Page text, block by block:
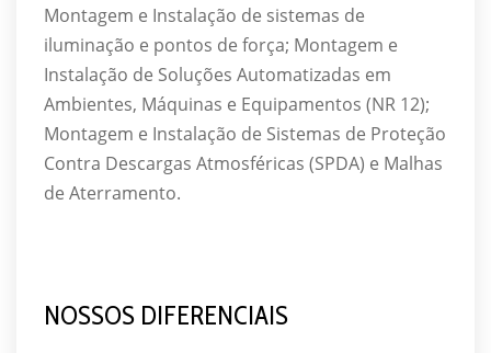
Montagem e Instalação de sistemas de
iluminação e pontos de força; Montagem e
Instalação de Soluções Automatizadas em
Ambientes, Máquinas e Equipamentos (NR 12);
Montagem e Instalação de Sistemas de Proteção
Contra Descargas Atmosféricas (SPDA) e Malhas
de Aterramento.
NOSSOS DIFERENCIAIS